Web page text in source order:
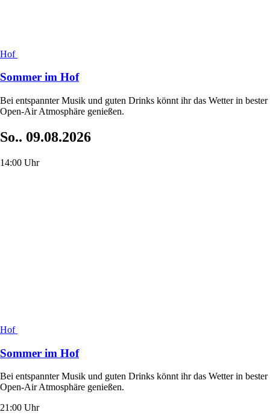
Hof
Sommer im Hof
Bei entspannter Musik und guten Drinks könnt ihr das Wetter in bester
Open-Air Atmosphäre genießen.
So.. 09.08.2026
14:00 Uhr
Hof
Sommer im Hof
Bei entspannter Musik und guten Drinks könnt ihr das Wetter in bester
Open-Air Atmosphäre genießen.
21:00 Uhr